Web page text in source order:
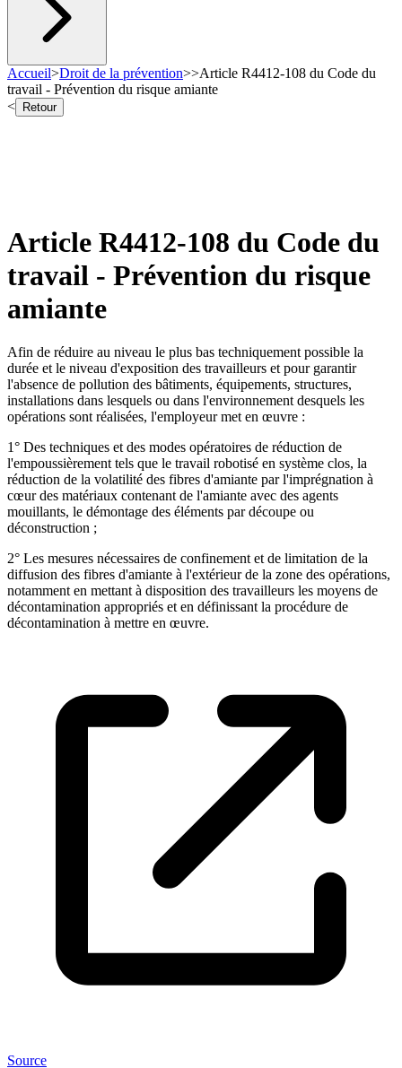
Accueil>Droit de la prévention>>Article R4412-108 du Code du
travail - Prévention du risque amiante
<
Retour
Article R4412-108 du Code du
travail - Prévention du risque
amiante
Afin de réduire au niveau le plus bas techniquement possible la
durée et le niveau d'exposition des travailleurs et pour garantir
l'absence de pollution des bâtiments, équipements, structures,
installations dans lesquels ou dans l'environnement desquels les
opérations sont réalisées, l'employeur met en œuvre :
1° Des techniques et des modes opératoires de réduction de
l'empoussièrement tels que le travail robotisé en système clos, la
réduction de la volatilité des fibres d'amiante par l'imprégnation à
cœur des matériaux contenant de l'amiante avec des agents
mouillants, le démontage des éléments par découpe ou
déconstruction ;
2° Les mesures nécessaires de confinement et de limitation de la
diffusion des fibres d'amiante à l'extérieur de la zone des opérations,
notamment en mettant à disposition des travailleurs les moyens de
décontamination appropriés et en définissant la procédure de
décontamination à mettre en œuvre.
Source